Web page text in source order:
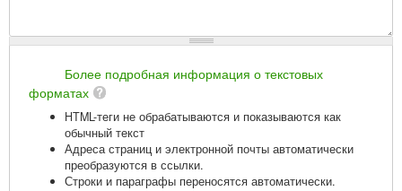
Более подробная информация о текстовых
форматах
HTML-теги не обрабатываются и показываются как
обычный текст
Адреса страниц и электронной почты автоматически
преобразуются в ссылки.
Строки и параграфы переносятся автоматически.